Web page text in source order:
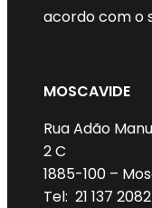
acordo com o
MOSCAVIDE
Rua Adão
2 C
1885-100 –
Tel: 21 137